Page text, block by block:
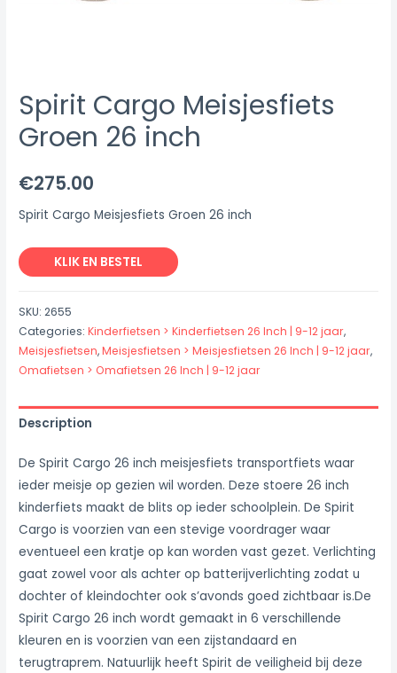
Spirit Cargo Meisjesfiets
Groen 26 inch
€275.00
Spirit Cargo Meisjesfiets Groen 26 inch
KLIK EN BESTEL
SKU:2655
Categories:Kinderfietsen > Kinderfietsen 26 Inch | 9-12 jaar,
Meisjesfietsen,Meisjesfietsen > Meisjesfietsen 26 Inch | 9-12 jaar,
Omafietsen > Omafietsen 26 Inch | 9-12 jaar
Description
De Spirit Cargo 26 inch meisjesfiets transportfiets waar
ieder meisje op gezien wil worden. Deze stoere 26 inch
kinderfiets maakt de blits op ieder schoolplein. De Spirit
Cargo is voorzien van een stevige voordrager waar
eventueel een kratje op kan worden vast gezet. Verlichting
gaat zowel voor als achter op batterijverlichting zodat u
dochter of kleindochter ook s’avonds goed zichtbaar is.De
Spirit Cargo 26 inch wordt gemaakt in 6 verschillende
kleuren en is voorzien van een zijstandaard en
terugtraprem. Natuurlijk heeft Spirit de veiligheid bij deze